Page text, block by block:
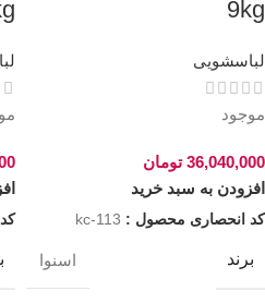
9kg
لباسشویی
موجود
36,040,000 تومان
افزودن به سبد خرید
کد انحصاری محصول : kc-113
برند اسنوا